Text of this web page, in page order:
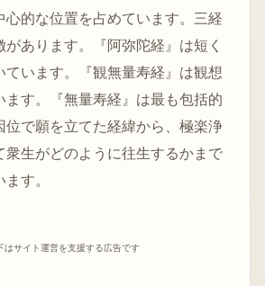
心的な位置を占めています。三経
があります。『阿弥陀経』は短く
ています。『観無量寿経』は観想
ます。『無量寿経』は最も包括的
位で願を立てた経緯から、極楽浄
衆生がどのように往生するかまで
す。
はサイト運営を支援する広告です